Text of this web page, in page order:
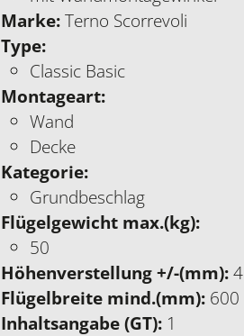
Marke:Terno Scorrevoli
Type:
Classic Basic
Montageart:
Wand
Decke
Kategorie:
Grundbeschlag
Flügelgewicht max.(kg):
50
Höhenverstellung +/-(mm):4
Flügelbreite mind.(mm): 600
Inhaltsangabe (GT): 1